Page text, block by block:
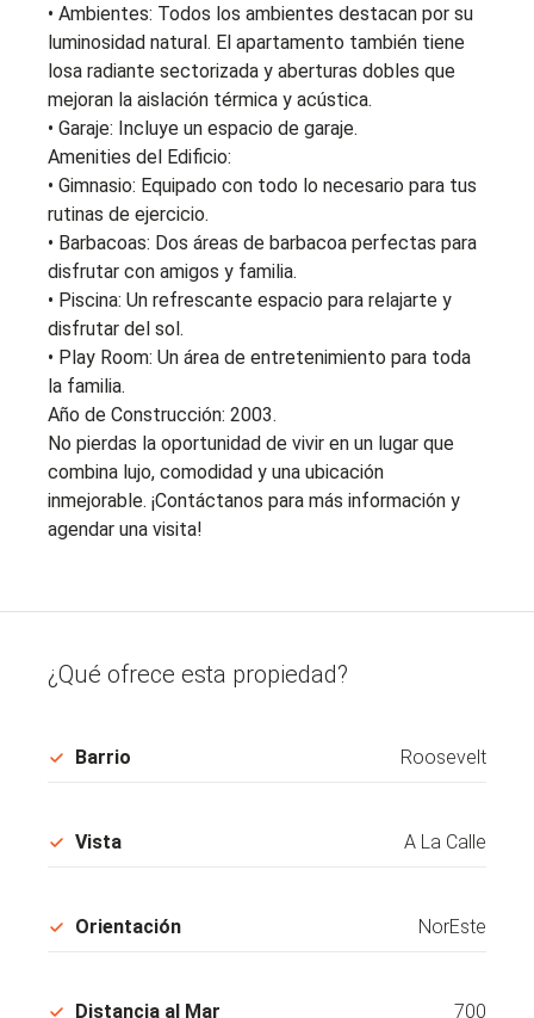
• Ambientes: Todos los ambientes destacan por su
luminosidad natural. El apartamento también tiene
losa radiante sectorizada y aberturas dobles que
mejoran la aislación térmica y acústica.
• Garaje: Incluye un espacio de garaje.
Amenities del Edificio:
• Gimnasio: Equipado con todo lo necesario para tus
rutinas de ejercicio.
• Barbacoas: Dos áreas de barbacoa perfectas para
disfrutar con amigos y familia.
• Piscina: Un refrescante espacio para relajarte y
disfrutar del sol.
• Play Room: Un área de entretenimiento para toda
la familia.
Año de Construcción: 2003.
No pierdas la oportunidad de vivir en un lugar que
combina lujo, comodidad y una ubicación
inmejorable. ¡Contáctanos para más información y
agendar una visita!
¿Qué ofrece esta propiedad?
Barrio Roosevelt
Vista A La Calle
Orientación NorEste
Distancia al Mar 700